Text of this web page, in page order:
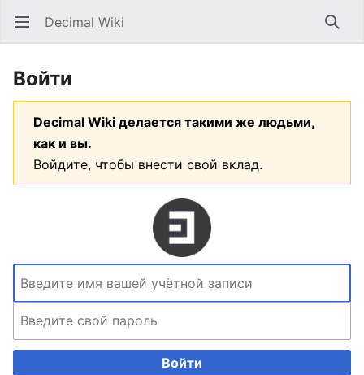
Открыть главное меню Decimal Wiki Найти
Войти
Decimal Wiki делается такими же людьми,
как и вы.
Войдите, чтобы внести свой вклад.
Войти